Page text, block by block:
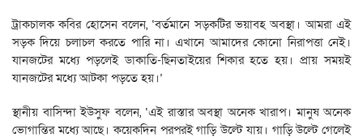
ট্রাকচালক কবির হোসেন বলেন, ‌‘বর্তমানে সড়কটির ভয়াবহ অবস্থা। আমরা এই
সড়ক দিয়ে চলাচল করতে পারি না। এখানে আমাদের কোনো নিরাপত্তা নেই।
যানজটের মধ্যে পড়লেই ডাকাতি-ছিনতাইয়ের শিকার হতে হয়। প্রায় সময়ই
যানজটের মধ্যে আটকা পড়তে হয়।’
স্থানীয় বাসিন্দা ইউসুফ বলেন, ‘এই রাস্তার অবস্থা অনেক খারাপ। মানুষ অনেক
ভোগান্তির মধ্যে আছে। কয়েকদিন পরপরই গাড়ি উল্টে যায়। গাড়ি উল্টে গেলেই